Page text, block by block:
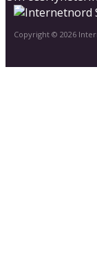
Copyright © 2026